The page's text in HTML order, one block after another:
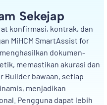
Sekejap
konfirmasi, kontrak, dan
MiHCM SmartAssist for
dokumen-
memastikan akurasi dan
Builder bawaan, setiap
menjadikan
Pengguna dapat lebih